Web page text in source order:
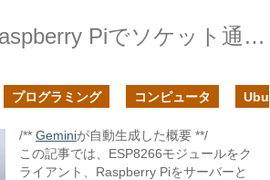
ESP8266とRaspberry Piでソケット通信を試す
プログラミング コンピュータ
/** Geminiが自動生成した概要 **/
この記事では、ESP8266モジュールをク
ライアント、Raspberry Piをサーバーと